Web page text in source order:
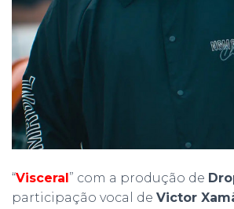
“Visceral” com a produção de
participação vocal de Victor